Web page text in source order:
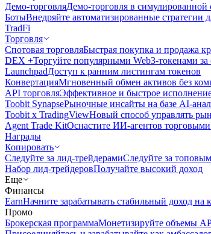
Демо-торговляДемо-торговля в симулированной
БотыВнедряйте автоматизированные стратегии
TradFi
Торговля
Спотовая торговляБыстрая покупка и продажа
DEX +Торгуйте популярными Web3-токенами за
LaunchpadДоступ к ранним листингам токенов
КонвертацияМгновенный обмен активов без
API торговляЭффективное и быстрое
Toobit SynapseРыночные инсайты на базе AI-
Toobit x TradingViewНовый способ управлять
Agent Trade KitОснастите ИИ-агентов
Награды
Копировать
Следуйте за лид-трейдерамиСледуйте за
Набор лид-трейдеровПолучайте высокий доход
Еще
Финансы
EarnНачните зарабатывать стабильный доход на
Промо
Брокерская программаМонетизируйте объемы